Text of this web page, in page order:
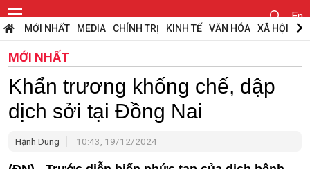
En
MỚI NHẤT MEDIA CHÍNH TRỊ KINH TẾ VĂN HÓA XÃ HỘI
MỚI NHẤT
Khẩn trương khống chế, dập
dịch sởi tại Đồng Nai
Hạnh Dung 10:43, 19/12/2024